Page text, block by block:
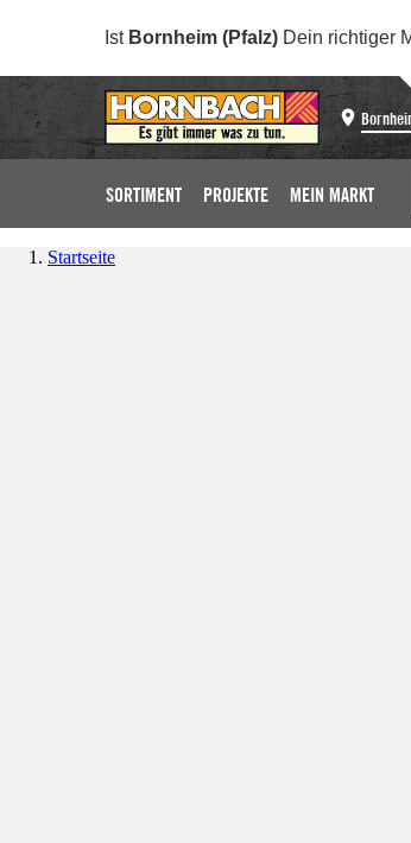
Ist Bornheim (Pfalz) Dein richtiger
SORTIMENT PROJEKTE MEIN MARKT
Startseite